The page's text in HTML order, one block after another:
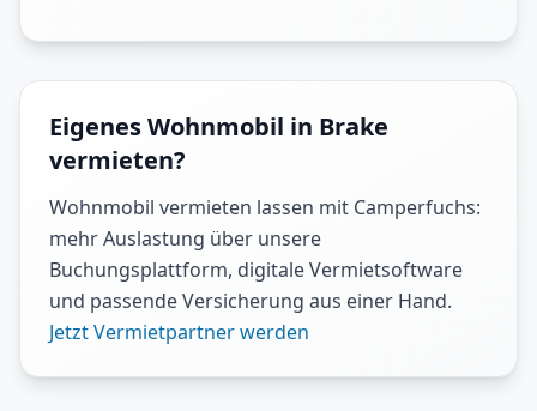
Eigenes Wohnmobil in Brake
vermieten?
Wohnmobil vermieten lassen mit Camperfuchs:
mehr Auslastung über unsere
Buchungsplattform, digitale Vermietsoftware
und passende Versicherung aus einer Hand.
Jetzt Vermietpartner werden